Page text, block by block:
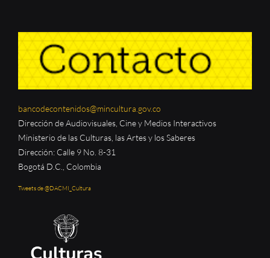
bancodecontenidos@mincultura.gov.co
Dirección de Audiovisuales, Cine y Medios Interactivos
Ministerio de las Culturas, las Artes y los Saberes
Dirección: Calle 9 No. 8-31
Bogotá D.C., Colombia
Tweets de @DACMI_Cultura